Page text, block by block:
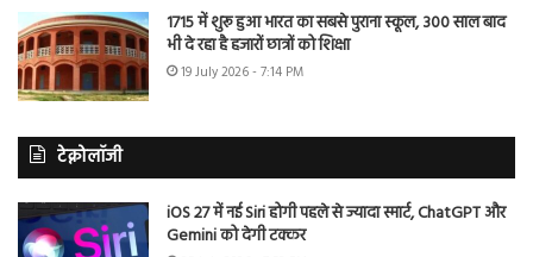
1715 में शुरू हुआ भारत का सबसे पुराना स्कूल, 300 साल बाद
भी दे रहा है हजारों छात्रों को शिक्षा
19 July 2026 - 7:14 PM
टेक्नोलॉजी
iOS 27 में नई Siri होगी पहले से ज्यादा स्मार्ट, ChatGPT और
Gemini को देगी टक्कर